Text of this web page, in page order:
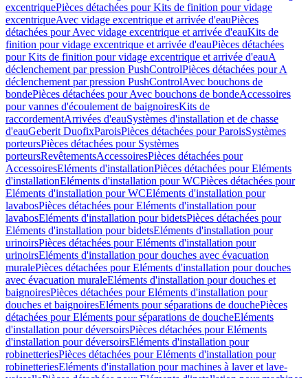
excentriquePièces détachées pour Kits de finition pour vidage
excentriqueAvec vidage excentrique et arrivée d'eauPièces
détachées pour Avec vidage excentrique et arrivée d'eauKits de
finition pour vidage excentrique et arrivée d'eauPièces détachées
pour Kits de finition pour vidage excentrique et arrivée d'eauA
déclenchement par pression PushControlPièces détachées pour A
déclenchement par pression PushControlAvec bouchons de
bondePièces détachées pour Avec bouchons de bondeAccessoires
pour vannes d'écoulement de baignoiresKits de
raccordementArrivées d'eauSystèmes d'installation et de chasse
d'eauGeberit DuofixParoisPièces détachées pour ParoisSystèmes
porteursPièces détachées pour Systèmes
porteursRevêtementsAccessoiresPièces détachées pour
AccessoiresEléments d'installationPièces détachées pour Eléments
d'installationEléments d'installation pour WCPièces détachées pour
Eléments d'installation pour WCEléments d'installation pour
lavabosPièces détachées pour Eléments d'installation pour
lavabosEléments d'installation pour bidetsPièces détachées pour
Eléments d'installation pour bidetsEléments d'installation pour
urinoirsPièces détachées pour Eléments d'installation pour
urinoirsEléments d'installation pour douches avec évacuation
muralePièces détachées pour Eléments d'installation pour douches
avec évacuation muraleEléments d'installation pour douches et
baignoiresPièces détachées pour Eléments d'installation pour
douches et baignoiresEléments pour séparations de douchePièces
détachées pour Eléments pour séparations de doucheEléments
d'installation pour déversoirsPièces détachées pour Eléments
d'installation pour déversoirsEléments d'installation pour
robinetteriesPièces détachées pour Eléments d'installation pour
robinetteriesEléments d'installation pour machines à laver et lave-